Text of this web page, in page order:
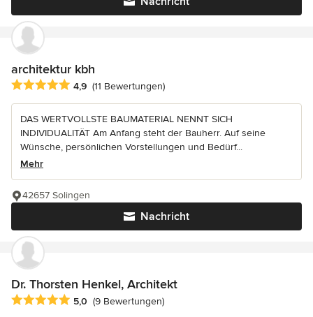
architektur kbh
Durchschnittliche Bewertung: 4.9 von 5 Sternen
4,9 (11 Bewertungen)
DAS WERTVOLLSTE BAUMATERIAL NENNT SICH
INDIVIDUALITÄT Am Anfang steht der Bauherr. Auf seine
Wünsche, persönlichen Vorstellungen und Bedürf...
Mehr
Nachricht
42657 Solingen
Dr. Thorsten Henkel, Architekt
Durchschnittliche Bewertung: 5 von 5 Sternen
5,0 (9 Bewertungen)